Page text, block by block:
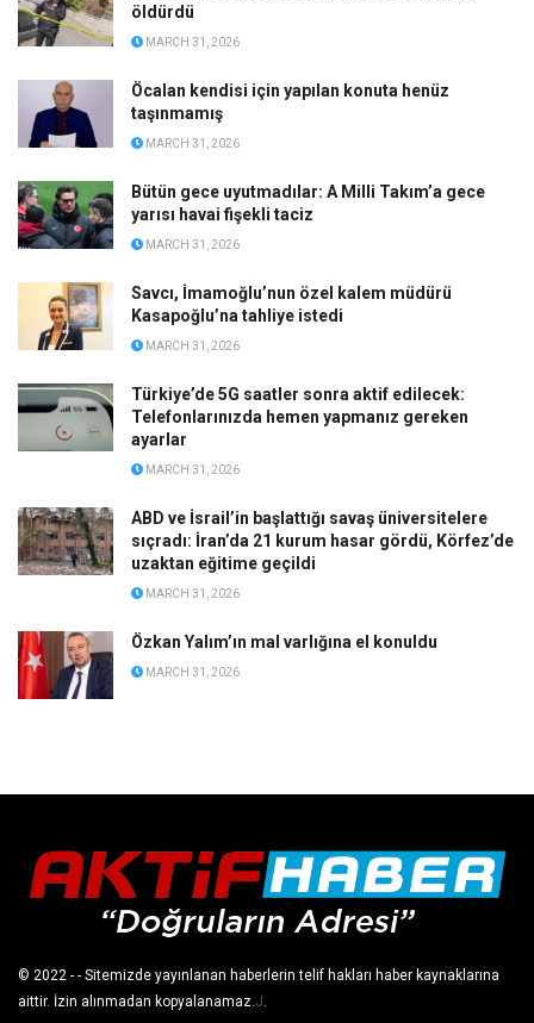
öldürdü
MARCH 31, 2026
Öcalan kendisi için yapılan konuta henüz
taşınmamış
MARCH 31, 2026
Bütün gece uyutmadılar: A Milli Takım’a gece
yarısı havai fişekli taciz
MARCH 31, 2026
Savcı, İmamoğlu’nun özel kalem müdürü
Kasapoğlu’na tahliye istedi
MARCH 31, 2026
Türkiye’de 5G saatler sonra aktif edilecek:
Telefonlarınızda hemen yapmanız gereken
ayarlar
MARCH 31, 2026
ABD ve İsrail’in başlattığı savaş üniversitelere
sıçradı: İran’da 21 kurum hasar gördü, Körfez’de
uzaktan eğitime geçildi
MARCH 31, 2026
Özkan Yalım’ın mal varlığına el konuldu
MARCH 31, 2026
© 2022 - - Sitemizde yayınlanan haberlerin telif hakları haber kaynaklarına
aittir. İzin alınmadan kopyalanamaz.J.